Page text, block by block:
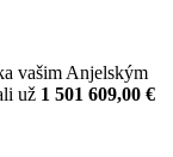
vašim Anjelským
už 1 501 609,00 €